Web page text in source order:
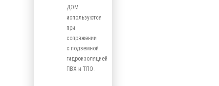
ДОМ
используются
при
сопряжении
с подземной
гидроизоляцией
ПВХ и ТПО.